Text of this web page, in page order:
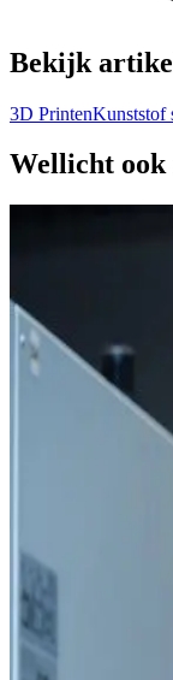
Bekijk
3D PrintenKunststof
Wellicht ook